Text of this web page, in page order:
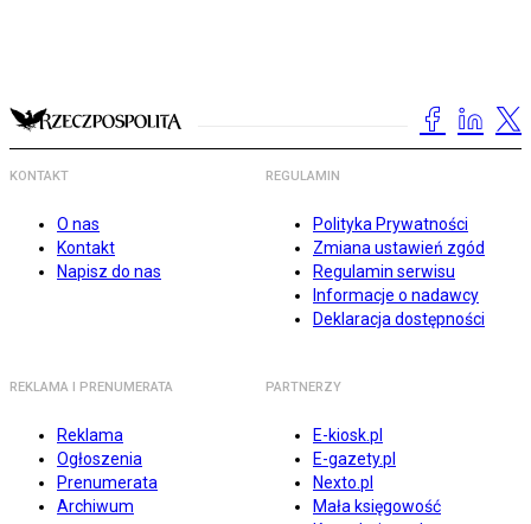
KONTAKT
O nas
Kontakt
Napisz do nas
REGULAMIN
Polityka Prywatności
Zmiana ustawień zgód
Regulamin serwisu
Informacje o nadawcy
Deklaracja dostępności
REKLAMA I PRENUMERATA
Reklama
Ogłoszenia
Prenumerata
Archiwum
PARTNERZY
E-kiosk.pl
E-gazety.pl
Nexto.pl
Mała księgowość